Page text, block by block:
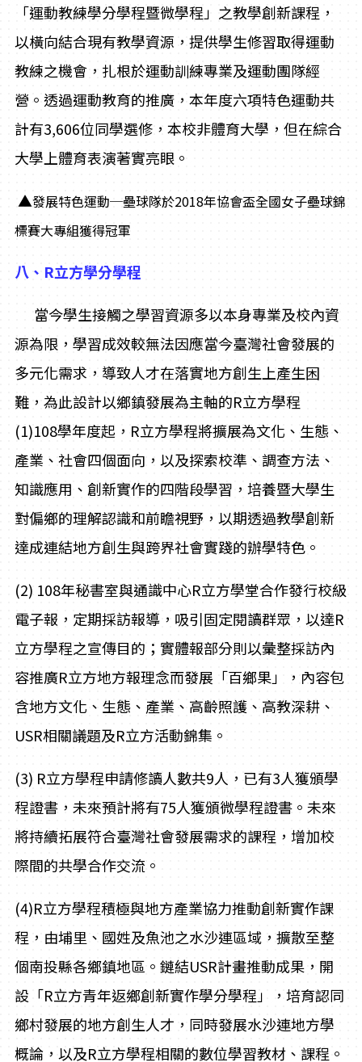
「運動教練學分學程暨微學程」之教學創新課程，
以橫向結合現有教學資源，提供學生修習取得運動
教練之機會，扎根於運動訓練專業及運動團隊經
營。透過運動教育的推廣，本年度六項特色運動共
計有3,606位同學選修，本校非體育大學，但在綜合
大學上體育表演著實亮眼。
▲發展特色運動─壘球隊於2018年協會盃全國女子壘球錦
標賽大專組獲得冠軍
八、R立方學分學程
當今學生接觸之學習資源多以本身專業及校內資
源為限，學習成效較無法因應當今臺灣社會發展的
多元化需求，導致人才在落實地方創生上產生困
難，為此設計以鄉鎮發展為主軸的R立方學程
(1)108學年度起，R立方學程將擴展為文化、生態、
產業、社會四個面向，以及探索校準、調查方法、
知識應用、創新實作的四階段學習，培養暨大學生
對偏鄉的理解認識和前瞻視野，以期透過教學創新
達成連結地方創生與跨界社會實踐的辦學特色。
(2) 108年秘書室與通識中心R立方學堂合作發行校級
電子報，定期採訪報導，吸引固定閱讀群眾，以達R
立方學程之宣傳目的；實體報部分則以彙整採訪內
容推廣R立方地方報理念而發展「百鄉果」，內容包
含地方文化、生態、產業、高齡照護、高教深耕、
USR相關議題及R立方活動錦集。
(3) R立方學程申請修讀人數共9人，已有3人獲頒學
程證書，未來預計將有75人獲頒微學程證書。未來
將持續拓展符合臺灣社會發展需求的課程，增加校
際間的共學合作交流。
(4)R立方學程積極與地方產業協力推動創新實作課
程，由埔里、國姓及魚池之水沙連區域，擴散至整
個南投縣各鄉鎮地區。鏈結USR計畫推動成果，開
設「R立方青年返鄉創新實作學分學程」，培育認同
鄉村發展的地方創生人才，同時發展水沙連地方學
概論，以及R立方學程相關的數位學習教材、課程。